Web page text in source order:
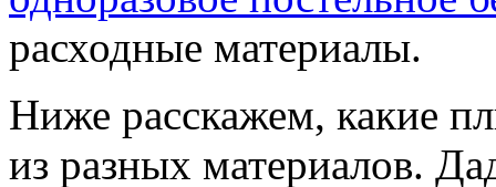
расходные материалы.
Ниже расскажем, какие
из разных материалов.